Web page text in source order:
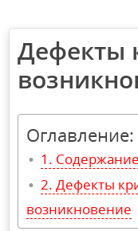
Дефекты
Оглавление:
Дефекты
возникновение